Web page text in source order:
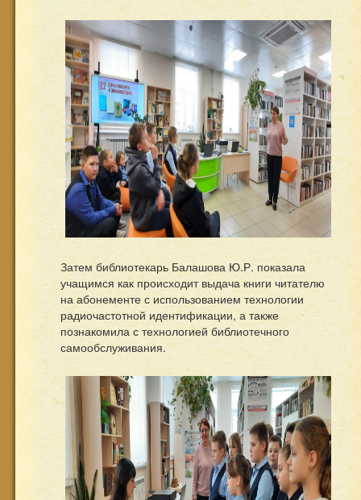
Затем библиотекарь Балашова Ю.Р. показала
учащимся как происходит выдача книги читателю
на абонементе с использованием технологии
радиочастотной идентификации, а также
познакомила с технологией библиотечного
самообслуживания.